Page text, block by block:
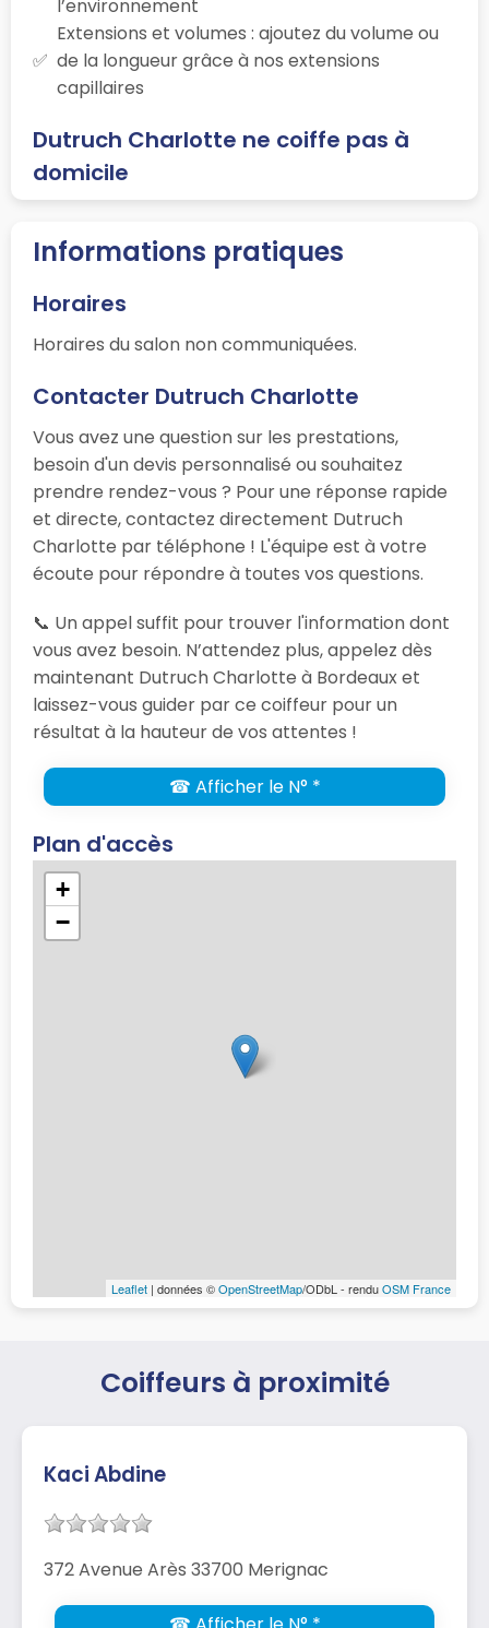
l’environnement
Extensions et volumes : ajoutez du volume ou
de la longueur grâce à nos extensions
capillaires
Dutruch Charlotte ne coiffe pas à
domicile
Informations pratiques
Horaires
Horaires du salon non communiquées.
Contacter Dutruch Charlotte
Vous avez une question sur les prestations,
besoin d'un devis personnalisé ou souhaitez
prendre rendez-vous ? Pour une réponse rapide
et directe, contactez directement Dutruch
Charlotte par téléphone ! L'équipe est à votre
écoute pour répondre à toutes vos questions.
📞 Un appel suffit pour trouver l'information dont
vous avez besoin. N’attendez plus, appelez dès
maintenant Dutruch Charlotte à Bordeaux et
laissez-vous guider par ce coiffeur pour un
résultat à la hauteur de vos attentes !
☎ Afficher le N° *
Plan d'accès
+
−
Leaflet | données ©OpenStreetMap/ODbL - renduOSM France
Coiffeurs à proximité
Kaci Abdine
372 Avenue Arès 33700 Merignac